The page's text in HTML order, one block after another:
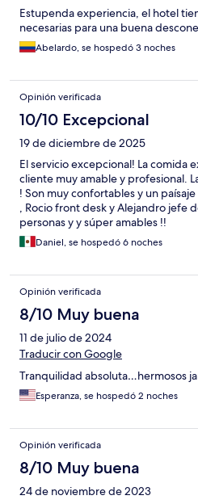
Estupenda experiencia, el hotel
necesarias para una buena
Abelardo, se hospedó 3 noches
Opinión verificada
10/10 Excepcional
19 de diciembre de 2025
El servicio excepcional! La comida
cliente muy amable y profesional.
! Son muy confortables y un
, Rocio front desk y Alejandro jefe
personas y y súper amables !!
Daniel, se hospedó 6 noches
Opinión verificada
8/10 Muy buena
11 de julio de 2024
Traducir con Google
Tranquilidad absoluta…hermosos
Esperanza, se hospedó 2 noches
Opinión verificada
8/10 Muy buena
24 de noviembre de 2023